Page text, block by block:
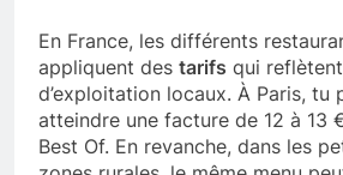
En France, les différents
appliquent des tarifs qui
d’exploitation locaux. À Paris, tu
atteindre une facture de 12 à 13
Best Of. En revanche, dans les